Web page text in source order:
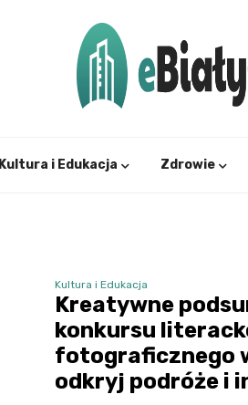
Kultura i Edukacja Zdrowie
Kultura i Edukacja
Kreatywne
konkursu
fotograficznego
odkryj podróże i